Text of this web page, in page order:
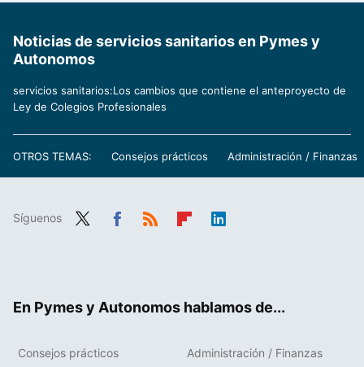
Noticias de servicios sanitarios en Pymes y
Autonomos
servicios sanitarios:Los cambios que contiene el anteproyecto de
Ley de Colegios Profesionales
OTROS TEMAS: Consejos prácticos Administración / Finanzas
Síguenos
En Pymes y Autonomos hablamos de...
Consejos prácticos Administración / Finanzas